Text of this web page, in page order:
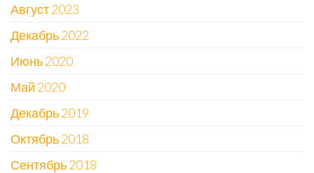
Август 2023
Декабрь 2022
Июнь 2020
Май 2020
Декабрь 2019
Октябрь 2018
Сентябрь 2018